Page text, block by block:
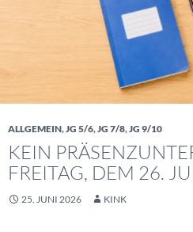
ALLGEMEIN,JG 5/6,JG 7/8,JG 9/10
KEIN
FREITAG, DEM 26.
25. JUNI 2026 KINK